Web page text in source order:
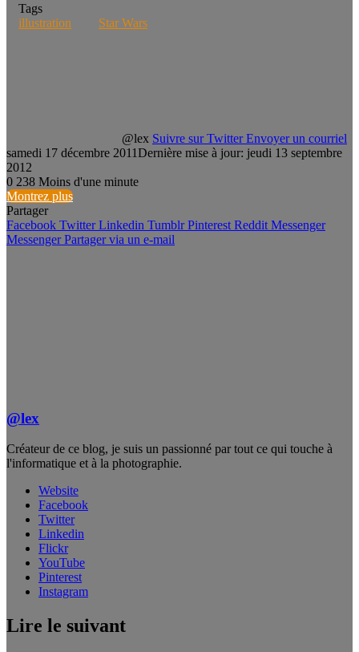
Tags
illustration
Star Wars
@lex Suivre sur Twitter Envoyer un courriel
samedi 17 décembre 2011Dernière mise à jour: jeudi 13 septembre
2012
0 238 Moins d'une minute
Montrez plus
Partager
Facebook Twitter Linkedin Tumblr Pinterest Reddit Messenger
Messenger Partager via un e-mail
@lex
Créateur de ce blog, je suis un passionné par tout ce qui touche à
l'informatique et à la photographie.
Website
Facebook
Twitter
Linkedin
Flickr
YouTube
Pinterest
Instagram
Lire le suivant